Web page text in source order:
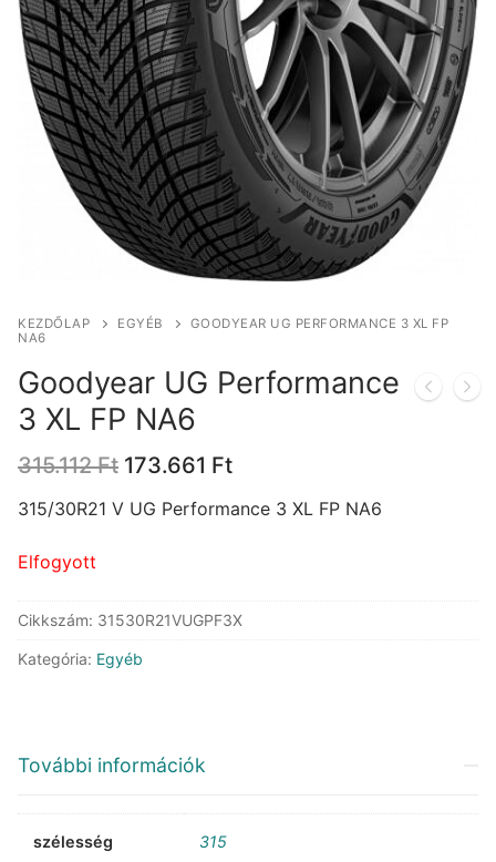
KEZDŐLAP EGYÉB
GOODYEAR UG PERFORMANCE 3 XL FP
NA6
Goodyear UG Performance
3 XL FP NA6
315.112Ft Original
was:
173.661 FtCurrent
is:
315/30R21 V UG Performance 3 XL FP NA6
Elfogyott
Cikkszám: 31530R21VUGPF3X
Kategória: Egyéb
További információk
szélesség 315